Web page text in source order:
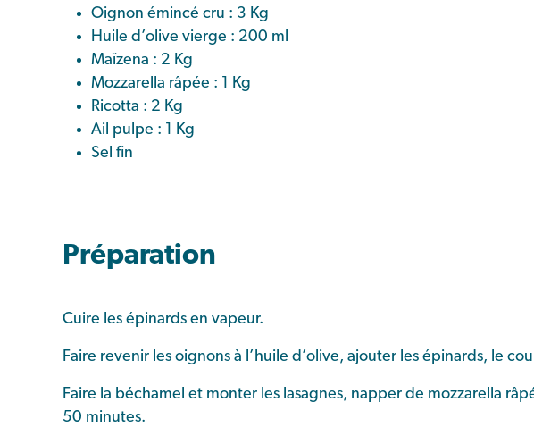
Oignon émincé cru : 3 Kg
Huile d’olive vierge : 200 ml
Maïzena : 2 Kg
Mozzarella râpée : 1 Kg
Ricotta : 2 Kg
Ail pulpe : 1 Kg
Sel fin
Préparation
Cuire les épinards en vapeur.
Faire revenir les oignons à l’huile d’olive, ajouter les épinards, le
Faire la béchamel et monter les lasagnes, napper de mozzarella
50 minutes.